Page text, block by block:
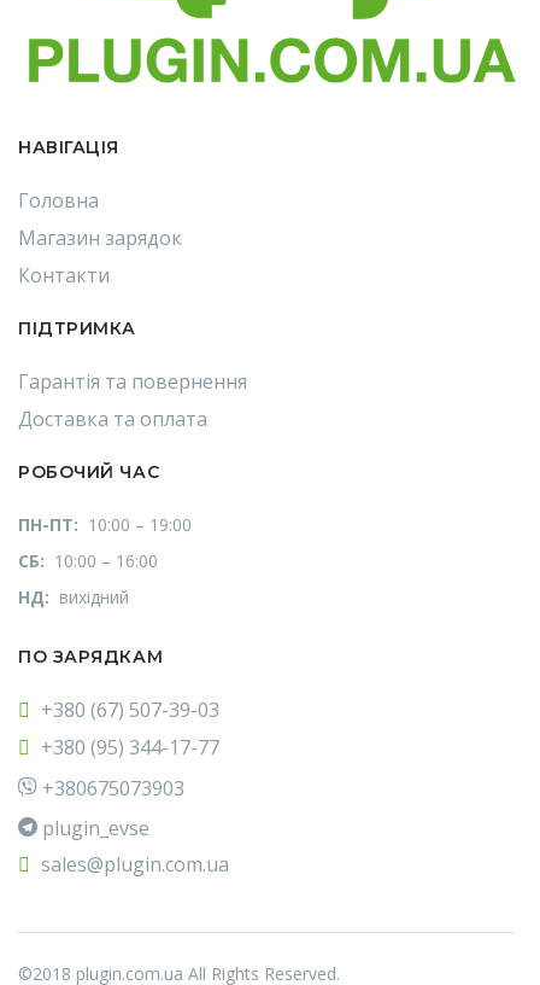
НАВІГАЦІЯ
Головна
Магазин зарядок
Контакти
ПІДТРИМКА
Гарантія та повернення
Доставка та оплата
РОБОЧИЙ ЧАС
ПН-ПТ: 10:00 – 19:00
СБ: 10:00 – 16:00
НД: вихідний
ПО ЗАРЯДКАМ
+380 (67) 507-39-03
+380 (95) 344-17-77
+380675073903
plugin_evse
sales@plugin.com.ua
©2018 plugin.com.ua All Rights Reserved.